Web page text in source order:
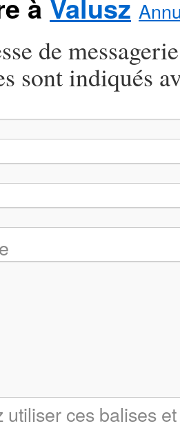
à Valusz
de
sont indiqués
utiliser ces balises